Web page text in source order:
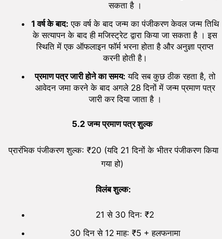
सकता है ।
1वर्ष के बाद: एक वर्ष के बाद जन्म का पंजीकरण केवल जन्म तिथि
के सत्यापन के बाद ही मजिस्ट्रेट द्वारा किया जा सकता है । इस
स्थिति में एक ऑफलाइन फॉर्म भरना होता है और अनुज्ञा प्राप्त
करनी होती है।
प्रमाण पत्र जारी होने का समय: यदि सब कुछ ठीक रहता है, तो
आवेदन जमा करने के बाद अगले 28 दिनों में जन्म प्रमाण पत्र
जारी कर दिया जाता है ।
5.2 जन्म प्रमाण पत्र शुल्क
प्रारंभिक पंजीकरण शुल्क: ₹20 (यदि 21 दिनों के भीतर पंजीकरण किया
गया हो)
विलंब शुल्क:
21 से 30 दिन: ₹2
30 दिन से 12 माह: ₹5 + हलफनामा